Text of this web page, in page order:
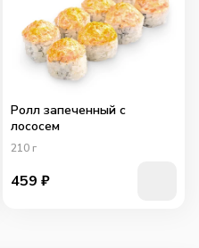
Ролл запеченный с
лососем
210 г
459 ₽